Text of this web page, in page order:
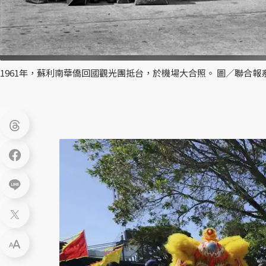
1961年，蘇利南華僑回國觀光團抵台，於機場大合照。 圖／聯合報